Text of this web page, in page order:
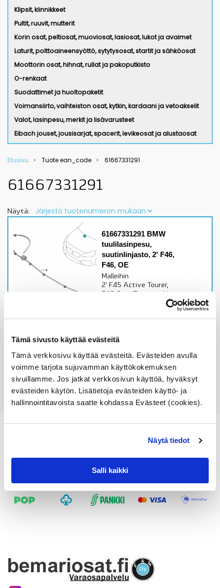
Tämä sivusto käyttää evästeitä
Tämä verkkosivu käyttää evästeitä. Evästeiden avulla
voimme tarjota sujuvamman käyttökokemuksen
sivuillamme. Jos jatkat verkkosivun käyttöä, hyväksyt
evästeiden käytön. Lisätietoja evästeiden käyttö- ja
hallinnointitavoista saatte kohdassa Evästeet (cookies).
Näytä tiedot
Salli kaikki
Klipsit, kiinnikkeet
Pultit, ruuvit, mutterit
Korin osat, peltiosat, muoviosat, lasiosat, lukot ja avaimet
Laturit, polttoaineensyöttö, sytytysosat, startit ja sähköosat
Moottorin osat, hihnat, rullat ja pakoputkisto
O-renkaat
Suodattimet ja huoltopaketit
Voimansiirto, vaihteiston osat, kytkin, kardaani ja vetoakselit
Valot, lasinpesu, merkit ja lisävarusteet
Eibach jouset, jousisarjat, spacerit, levikeosat ja alustaosat
Etusivu Tuote ean_code 61667331291
61667331291
Näytä:
61667331291 BMW
tuulilasinpesu,
suutinlinjasto, 2′ F46,
F46, OE
Malleihin
2' F45 Active Tourer,
sopivuus lisätiedoista
Alkuperäinen BMW osa
Lisää ostoskoriin
Katso osan tiedot